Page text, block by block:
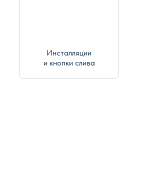
Инсталляции
и кнопки слива